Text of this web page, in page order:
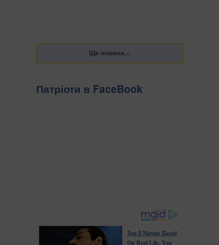
Патріоти в FaceBook
Top 8 Movies Based
On Real Life. You